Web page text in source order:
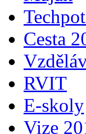
Cesta
RVIT
E-skoly
Vize